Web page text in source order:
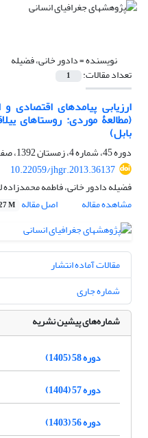
نویسنده =دادور خانی، فضیله
تعداد مقالات: 1
(مطالعۀ موردی: روستاهای
بابل)
دوره 45، شماره 4، زمستان 1392، صفحه
10.22059/jhgr.2013.36137
فضیله دادور خانی، فاطمه محمدزاده
مشاهده مقاله
اصل مقاله M
مقالات آماده انتشار
شماره جاری
شماره‌های پیشین نشریه
دوره 58 (1405)
دوره 57 (1404)
دوره 56 (1403)